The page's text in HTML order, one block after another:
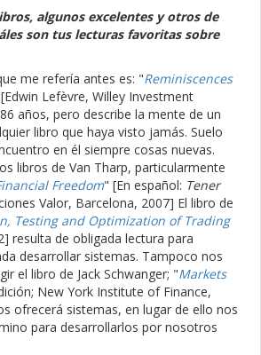
algunos excelentes y otros de
son tus lecturas favoritas sobre
me refería antes es: "Reminiscences
Lefèvre, Willey Investment
años, pero describe la mente de un
libro que haya visto jamás. Suelo
en él siempre cosas nuevas.
libros de Van Tharp, particularmente
Freedom" [En español: Tener
Valor, Barcelona, 2007] El libro de
Testing and Optimization of Trading
resulta de obligada lectura para
desarrollar sistemas. Tampoco nos
el libro de Jack Schwanger; "Markets
New York Institute of Finance,
ofrecerá sistemas, en lugar de ello nos
para desarrollarlos por nosotros